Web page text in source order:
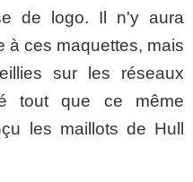
de logo. Il n'y aura
à ces maquettes, mais
sur les réseaux
tout que ce même
les maillots de Hull